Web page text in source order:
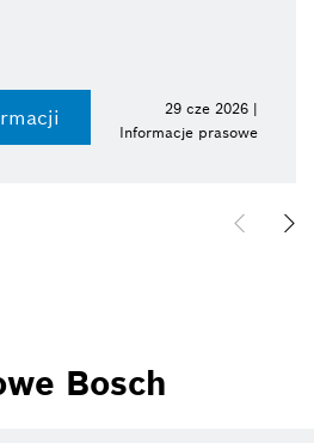
29 cze 2026 |
Informacje prasowe
Bosch